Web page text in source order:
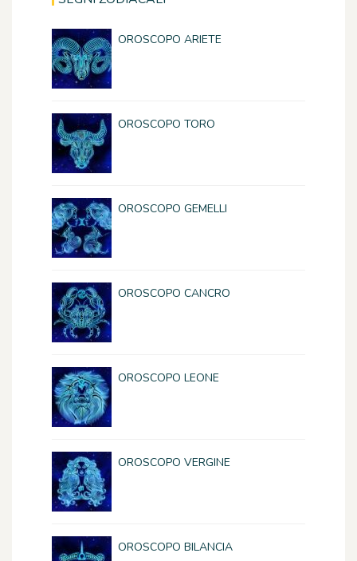
OROSCOPO ARIETE
OROSCOPO TORO
OROSCOPO GEMELLI
OROSCOPO CANCRO
OROSCOPO LEONE
OROSCOPO VERGINE
OROSCOPO BILANCIA